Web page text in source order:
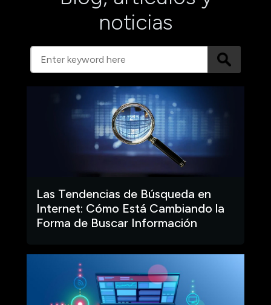
noticias
Las Tendencias de Búsqueda en
Internet: Cómo Está Cambiando la
Forma de Buscar Información